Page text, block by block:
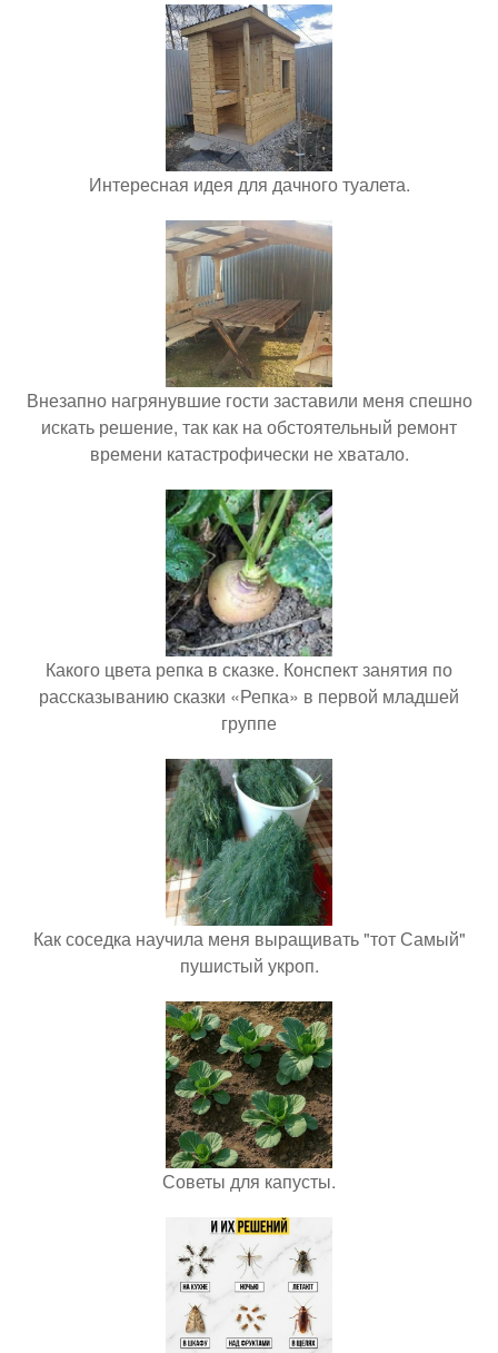
Интересная идея для дачного туалета.
Внезапно нагрянувшие гости заставили меня спешно
искать решение, так как на обстоятельный ремонт
времени катастрофически не хватало.
Какого цвета репка в сказке. Конспект занятия по
рассказыванию сказки «Репка» в первой младшей
группе
Как соседка научила меня выращивать "тот Самый"
пушистый укроп.
Советы для капусты.